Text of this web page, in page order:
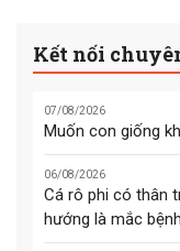
Kết nối
07/08/2026
Muốn con giống
06/08/2026
Cá rô phi có thân
hướng là mắc